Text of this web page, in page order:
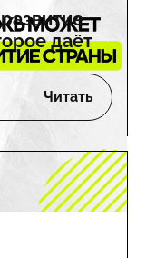
даёт
Читать